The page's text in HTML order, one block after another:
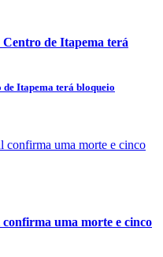
de Itapema terá
Itapema terá bloqueio
uma morte e cinco